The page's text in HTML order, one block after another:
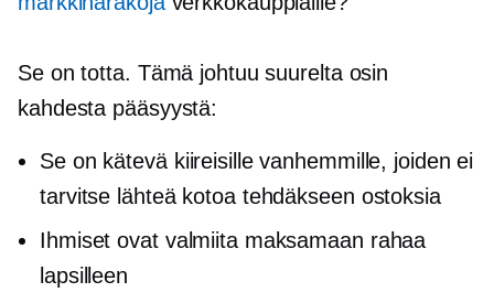
Se on totta. Tämä johtuu suurelta osin
kahdesta pääsyystä:
Se on kätevä kiireisille vanhemmille, joiden ei
tarvitse lähteä kotoa tehdäkseen ostoksia
Ihmiset ovat valmiita maksamaan rahaa
lapsilleen